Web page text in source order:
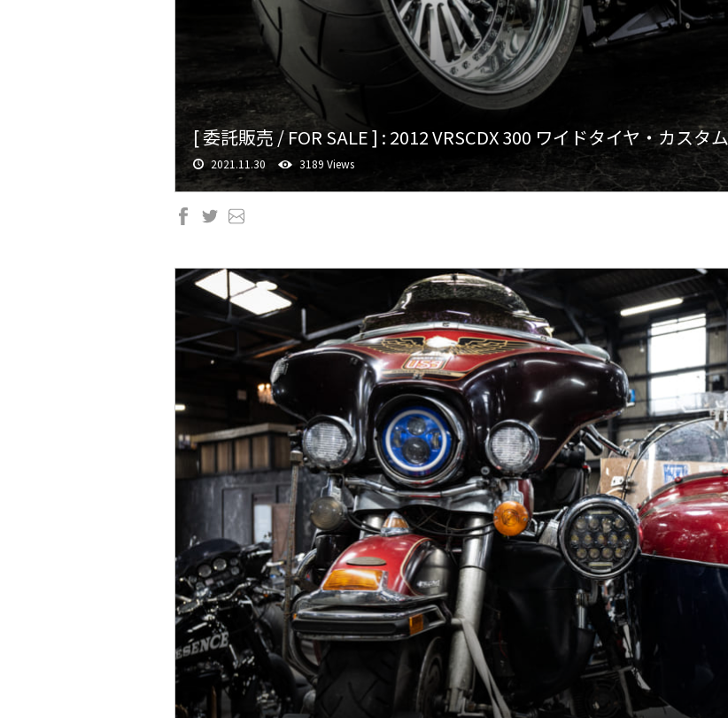
[ 委託販売 / FOR SALE ] : 2012 VRSCDX 300 ワイドタイヤ・カスタム
2021.11.30 3189 Views